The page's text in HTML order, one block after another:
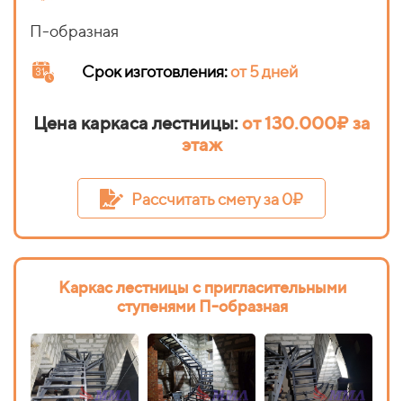
П-образная
Срок изготовления:от 5 дней
Цена каркаса лестницы:от 130.000₽ за
этаж
Рассчитать смету за 0₽
Каркас лестницы с пригласительными
ступенями П-образная